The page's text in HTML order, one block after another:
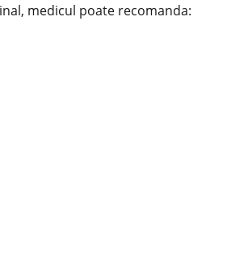
medicul poate recomanda: